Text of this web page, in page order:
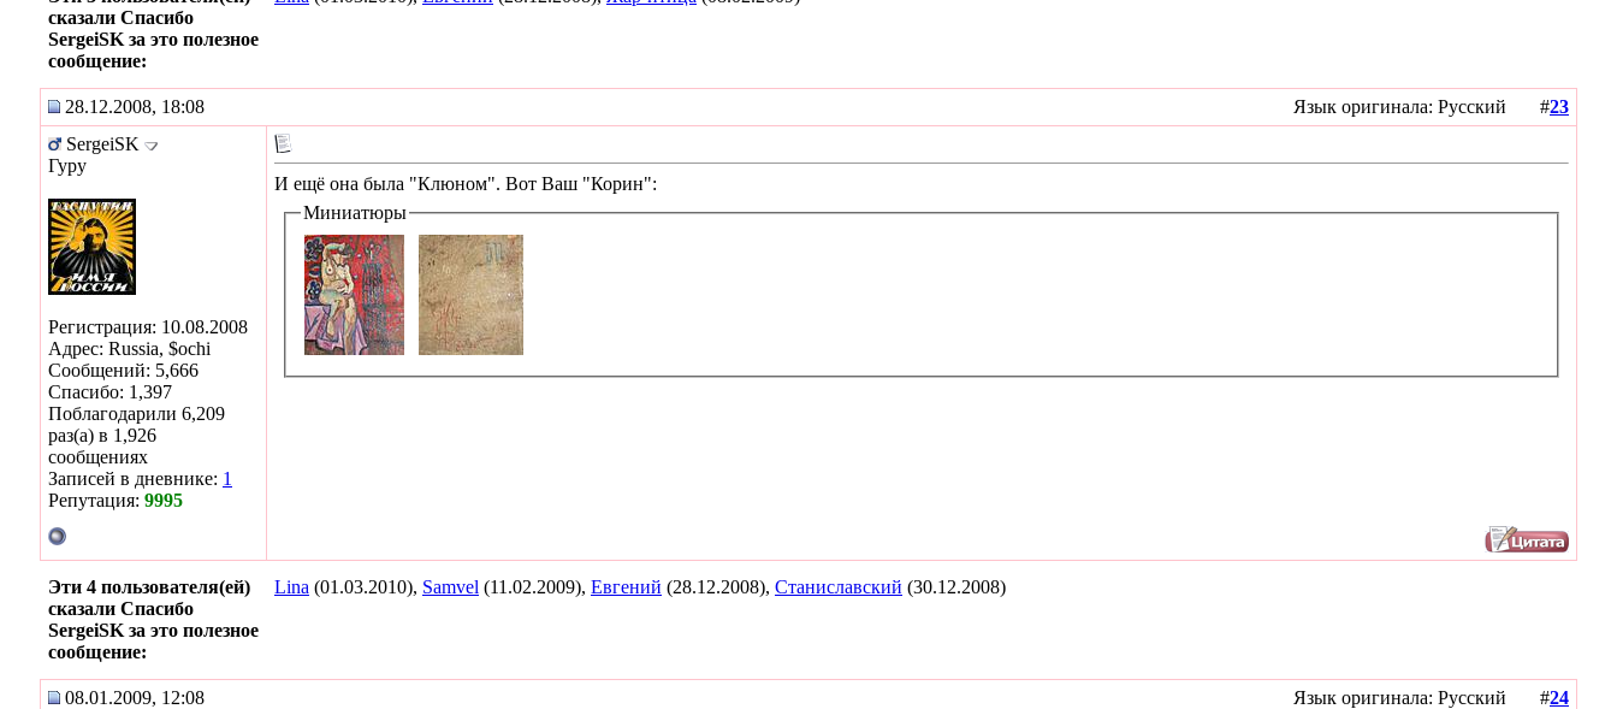
сказали Спасибо
SergeiSK за это полезное
сообщение:
28.12.2008, 18:08 Язык оригинала: Русский #23
SergeiSK
Гуру
Регистрация: 10.08.2008
Адрес: Russia, $ochi
Сообщений: 5,666
Спасибо: 1,397
Поблагодарили 6,209
раз(а) в 1,926
сообщениях
Записей в дневнике: 1
Репутация: 9995
И ещё она была "Клюном". Вот Ваш "Корин":
Миниатюры
Эти 4 пользователя(ей)
сказали Спасибо
SergeiSK за это полезное
сообщение:
Lina (01.03.2010), Samvel (11.02.2009), Евгений (28.12.2008), Станиславский (30.12.2008)
08.01.2009, 12:08 Язык оригинала: Русский #24